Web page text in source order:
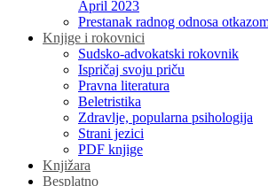
April 2023
Prestanak radnog odnosa
Knjige i rokovnici
Sudsko-advokatski rokovnik
Ispričaj svoju priču
Pravna literatura
Beletristika
Zdravlje, popularna psihologija
Strani jezici
PDF knjige
Knjižara
Besplatno